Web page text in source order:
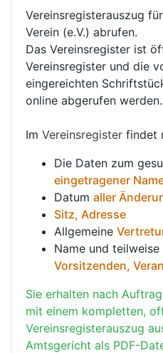
Vereinsregisterauszug
Verein (e.V.) abrufen.
Das Vereinsregister ist
Vereinsregister und die
eingereichten
online abgerufen werden.
Im Vereinsregister findet
Die Daten zum
eingetragener
Datum aller
Sitz, Adresse
Allgemeine
Name und
Vorsitzenden,
Sie erhalten nach
mit einem kompletten,
Vereinsregisterauszug
Amtsgericht als PDF-